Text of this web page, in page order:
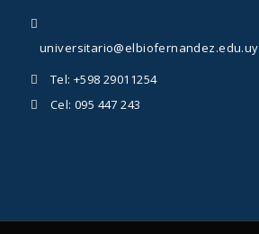
universitario@elbiofernandez.edu.uy
Tel: +598 29011254
Cel: 095 447 243